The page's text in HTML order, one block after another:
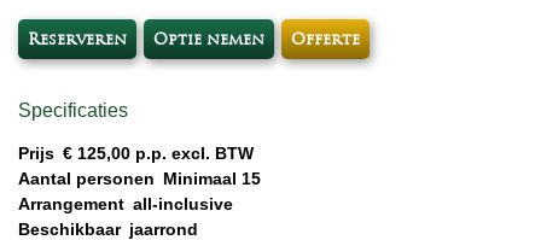
Reserveren Optie nemen Offerte
Specificaties
Prijs € 125,00 p.p. excl. BTW
Aantal personen Minimaal 15
Arrangement all-inclusive
Beschikbaar jaarrond